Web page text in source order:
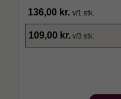
136,00 kr. v/1 stk.
109,00 kr. v/3 stk.